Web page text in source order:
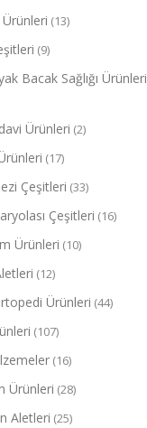
(13)
(9)
Bacak Sağlığı Ürünleri
Ürünleri (2)
(17)
Çeşitleri (33)
Çeşitleri (16)
Ürünleri (10)
(12)
Ürünleri (44)
(107)
(16)
Ürünleri (28)
Aletleri (25)